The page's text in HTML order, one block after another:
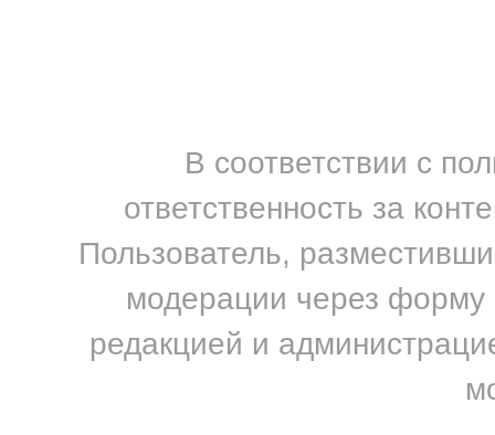
В соответствии с
ответственность за
Пользователь,
модерации через форму
редакцией и